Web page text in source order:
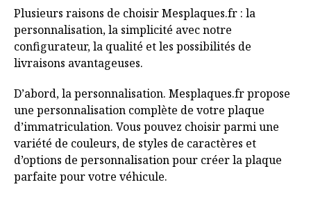
Plusieurs raisons de choisir Mesplaques.fr : la
personnalisation, la simplicité avec notre
configurateur, la qualité et les possibilités de
livraisons avantageuses.
D’abord, la personnalisation. Mesplaques.fr propose
une personnalisation complète de votre plaque
d’immatriculation. Vous pouvez choisir parmi une
variété de couleurs, de styles de caractères et
d’options de personnalisation pour créer la plaque
parfaite pour votre véhicule.